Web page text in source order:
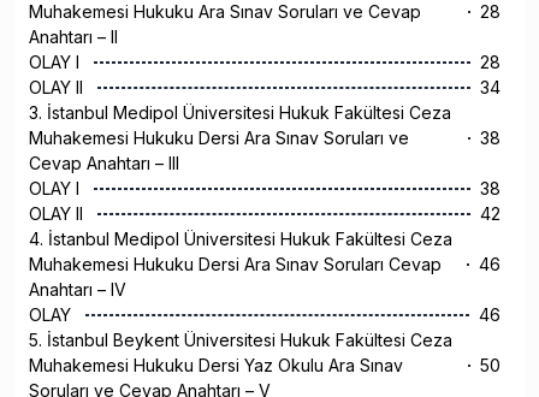
Muhakemesi Hukuku Ara Sınav Soruları ve Cevap
Anahtarı – II
28
OLAY I
28
OLAY II
34
3. İstanbul Medipol Üniversitesi Hukuk Fakültesi Ceza
Muhakemesi Hukuku Dersi Ara Sınav Soruları ve
Cevap Anahtarı – III
38
OLAY I
38
OLAY II
42
4. İstanbul Medipol Üniversitesi Hukuk Fakültesi Ceza
Muhakemesi Hukuku Dersi Ara Sınav Soruları Cevap
Anahtarı – IV
46
OLAY
46
5. İstanbul Beykent Üniversitesi Hukuk Fakültesi Ceza
Muhakemesi Hukuku Dersi Yaz Okulu Ara Sınav
Soruları ve Cevap Anahtarı – V
50